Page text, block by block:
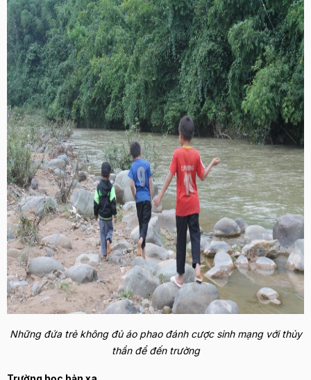
Những đứa trẻ không đủ áo phao đánh cược sinh mạng với thủy
thần để đến trường